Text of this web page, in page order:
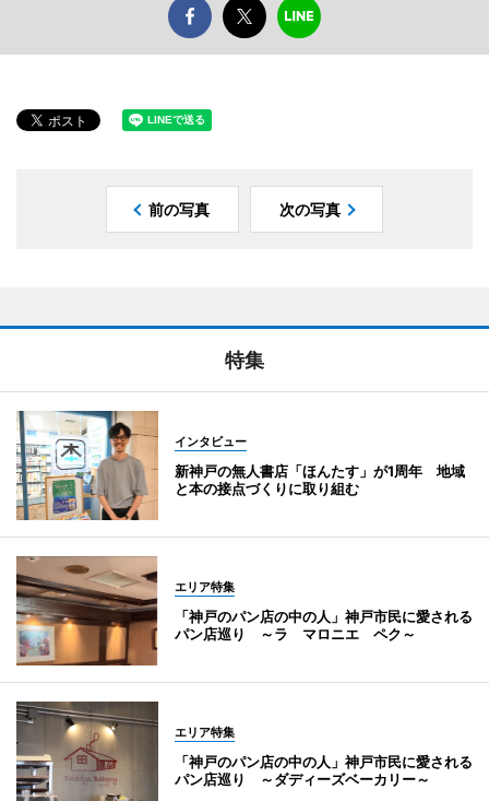
前の写真 次の写真
特集
インタビュー
新神戸の無人書店「ほんたす」が1周年 地域
と本の接点づくりに取り組む
エリア特集
「神戸のパン店の中の人」神戸市民に愛される
パン店巡り ～ラ マロニエ ペク～
エリア特集
「神戸のパン店の中の人」神戸市民に愛される
パン店巡り ～ダディーズベーカリー～